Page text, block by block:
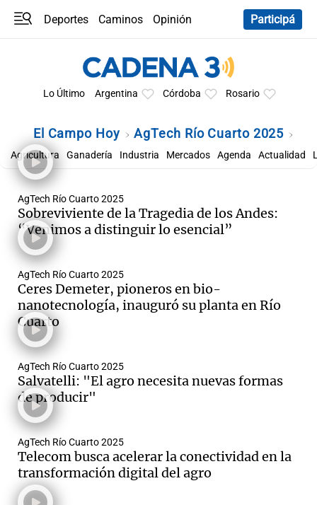
Deportes Caminos
Opinión
Participá
Lo Último Argentina Córdoba Rosario
El Campo Hoy AgTech Río Cuarto 2025
Agricultura Ganadería Industria Mercados Agenda Actualidad
AgTech Río Cuarto 2025
Sobreviviente de la Tragedia de los Andes:
“Venimos a distinguir lo esencial”
AgTech Río Cuarto 2025
Ceres Demeter, pioneros en bio-
nanotecnología, inauguró su planta en Río
Cuarto
AgTech Río Cuarto 2025
Salvatelli: "El agro necesita nuevas formas
de producir"
AgTech Río Cuarto 2025
Telecom busca acelerar la conectividad en la
transformación digital del agro